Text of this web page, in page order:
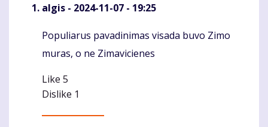
algis - 2024-11-07 - 19:25
Komentaras
Populiarus pavadinimas visada buvo Zimo
muras, o ne Zimavicienes
Like 5
Dislike 1